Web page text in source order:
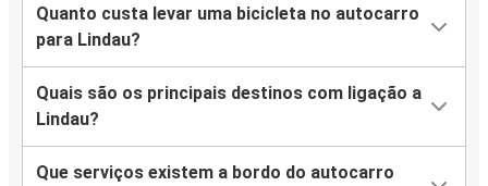
Quanto custa levar uma bicicleta no autocarro
para Lindau?
Quais são os principais destinos com ligação a
Lindau?
Que serviços existem a bordo do autocarro